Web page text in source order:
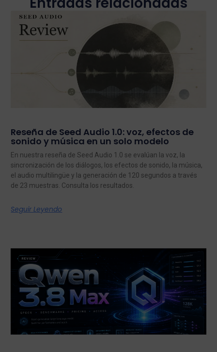
Reseña de Seed Audio 1.0: voz, efectos de
sonido y música en un solo modelo
En nuestra reseña de Seed Audio 1.0 se evalúan la voz, la
sincronización de los diálogos, los efectos de sonido, la música,
el audio multilingüe y la generación de 120 segundos a través
de 23 muestras. Consulta los resultados.
Seguir Leyendo